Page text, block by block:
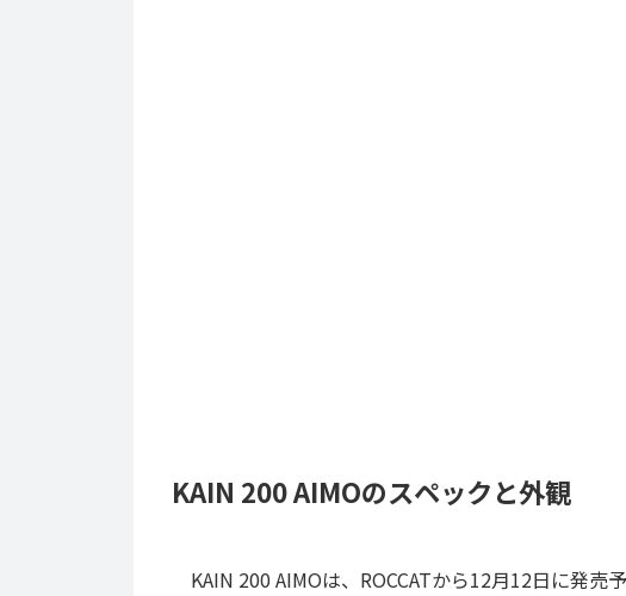
KAIN 200 AIMOのスペックと外観
KAIN 200 AIMOは、ROCCATから12月12日に発売